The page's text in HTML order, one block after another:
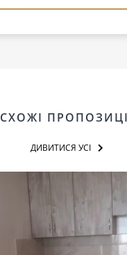
СХОЖІ
ДИВИТИСЯ УСІ